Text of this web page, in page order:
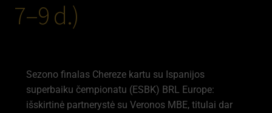
7–9 d.)
Sezono finalas Chereze kartu su Ispanijos
superbaiku čempionatu (ESBK) BRL Europe:
išskirtinė partnerystė su Veronos MBE, titulai dar